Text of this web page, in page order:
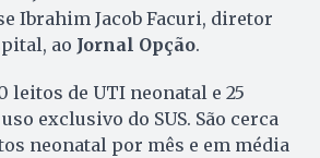
Ibrahim Jacob Facuri, diretor
ao Jornal Opção.
leitos de UTI neonatal e 25
exclusivo do SUS. São cerca
neonatal por mês e em média